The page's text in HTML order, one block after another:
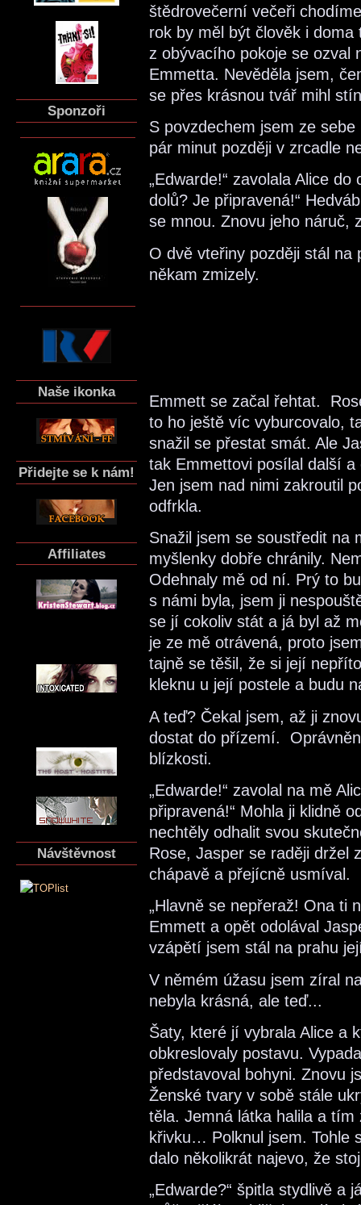
Sponzoři
Naše ikonka
Přidejte se k nám!
Affiliates
Návštěvnost
štědrovečerní večeři
rok by měl být člověk i doma
z obývacího pokoje se ozval
Emmetta. Nevěděla jsem,
se přes krásnou tvář mihl
S povzdechem jsem ze
pár minut později v zrcadle
„Edwarde!“ zavolala Alice
dolů? Je připravená!“
se mnou. Znovu jeho náruč,
O dvě vteřiny později stál na
někam zmizely.
Emmett se začal řehtat.
to ho ještě víc vyburcovalo,
snažil se přestat smát. Ale
tak Emmettovi posílal další
Jen jsem nad nimi zakroutil
odfrkla.
Snažil jsem se soustředit na
myšlenky dobře chránily.
Odehnaly mě od ní. Prý to
s námi byla, jsem ji
se jí cokoliv stát a já byl až
je ze mě otrávená, proto
tajně se těšil, že si její
kleknu u její postele a budu
A teď? Čekal jsem, až ji
dostat do přízemí.
blízkosti.
„Edwarde!“ zavolal na mě
připravená!“ Mohla ji klidně
nechtěly odhalit svou
Rose, Jasper se raději držel
chápavě a přejícně usmíval.
„Hlavně se nepřeraž! Ona ti
Emmett a opět odolával
vzápětí jsem stál na prahu
V němém úžasu jsem zíral
nebyla krásná, ale teď...
Šaty, které jí vybrala Alice a
obkreslovaly postavu.
představoval bohyni. Znovu
Ženské tvary v sobě stále
těla. Jemná látka halila a
křivku… Polknul jsem. Tohle
dalo několikrát najevo, že
„Edwarde?“ špitla stydlivě a